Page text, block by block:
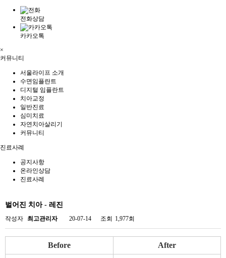
전화상담
카카오톡
×
커뮤니티
서울라이프 소개
수면임플란트
디지털 임플란트
치아교정
일반진료
심미치료
자연치아살리기
커뮤니티
진료사례
공지사항
온라인상담
진료사례
벌어진 치아 - 레진
작성자 최고관리자 20-07-14 조회 1,977회
Before After